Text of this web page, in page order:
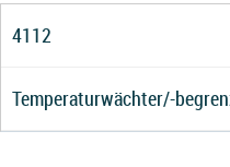
4112
Temperaturwächter/-